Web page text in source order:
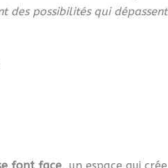
des possibilités qui dépassent